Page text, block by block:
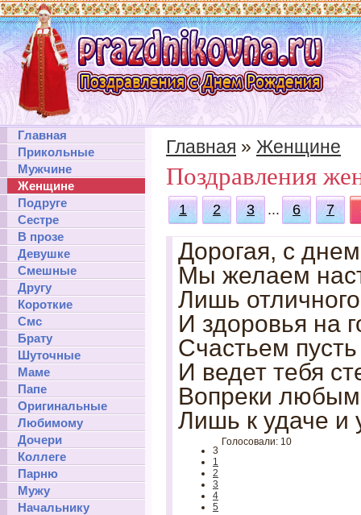
Главная
Прикольные
Мужчине
Женщине
Подруге
Сестре
В прозе
Девушке
Смешные
Другу
Короткие
Смс
Брату
Шуточные
Маме
Папе
Оригинальные
Любимому
Дочери
Коллеге
Парню
Мужу
Начальнику
Главная » Женщине
Поздравления
1 2 3 ... 6 7
Дорогая, с
Мы желаем
Лишь
И здоровья на
Счастьем пусть
И ведет тебя
Вопреки
Лишь к удаче и
3
1
2
3
4
5
Голосовали: 10